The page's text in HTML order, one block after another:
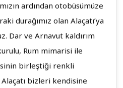
ardından otobüsümüze
durağımız olan Alaçatı’ya
Dar ve Arnavut kaldırım
Rum mimarisi ile
birleştiği renkli
bizleri kendisine